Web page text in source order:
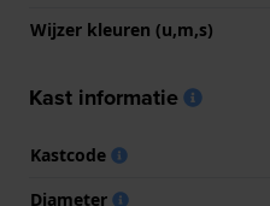
Wijzer kleuren (u,m,s)
Kast informatie
Kastcode
Diameter